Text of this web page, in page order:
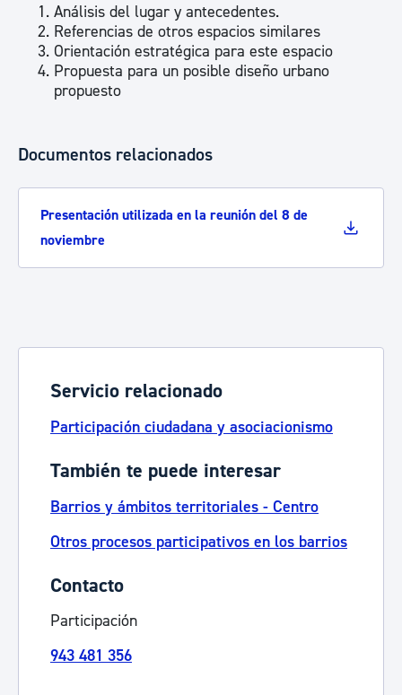
Análisis del lugar y antecedentes.
Referencias de otros espacios similares
Orientación estratégica para este espacio
Propuesta para un posible diseño urbano
propuesto
Documentos relacionados
Presentación utilizada en la reunión del 8 de
noviembre
Servicio relacionado
Participación ciudadana y asociacionismo
También te puede interesar
Barrios y ámbitos territoriales - Centro
Otros procesos participativos en los barrios
Contacto
Participación
943 481 356